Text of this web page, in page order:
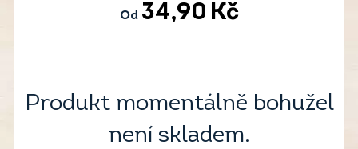
Od 34,90 Kč
Produkt momentálně bohužel
není skladem.